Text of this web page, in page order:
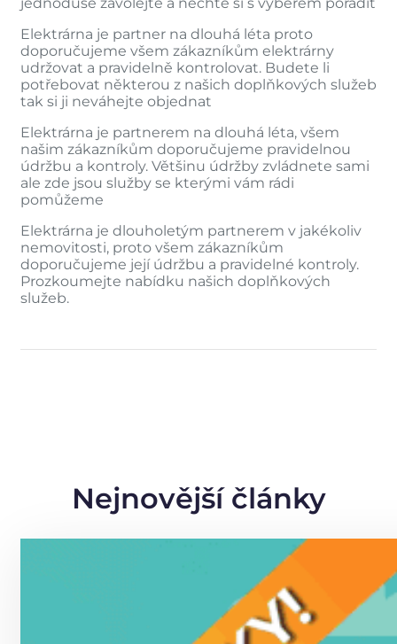
Elektrárna je partner na dlouhá léta proto
doporučujeme všem zákazníkům elektrárny
udržovat a pravidelně kontrolovat. Budete li
potřebovat některou z našich doplňkových služeb
tak si ji neváhejte objednat
Elektrárna je partnerem na dlouhá léta, všem
našim zákazníkům doporučujeme pravidelnou
údržbu a kontroly. Většinu údržby zvládnete sami
ale zde jsou služby se kterými vám rádi
pomůžeme
Elektrárna je dlouholetým partnerem v jakékoliv
nemovitosti, proto všem zákazníkům
doporučujeme její údržbu a pravidelné kontroly.
Prozkoumejte nabídku našich doplňkových
služeb.
Nejnovější články